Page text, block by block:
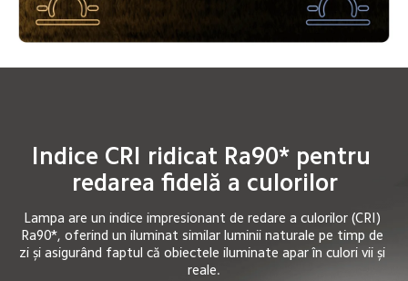
Indice CRI ridicat Ra90* pentru
redarea fidelă a culorilor
Lampa are un indice impresionant de redare a culorilor (CRI)
Ra90*, oferind un iluminat similar luminii naturale pe timp de
zi și asigurând faptul că obiectele iluminate apar în culori vii și
reale.